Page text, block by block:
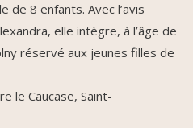
de 8 enfants. Avec l’avis
elle intègre, à l’âge de
réservé aux jeunes filles de
le Caucase, Saint-